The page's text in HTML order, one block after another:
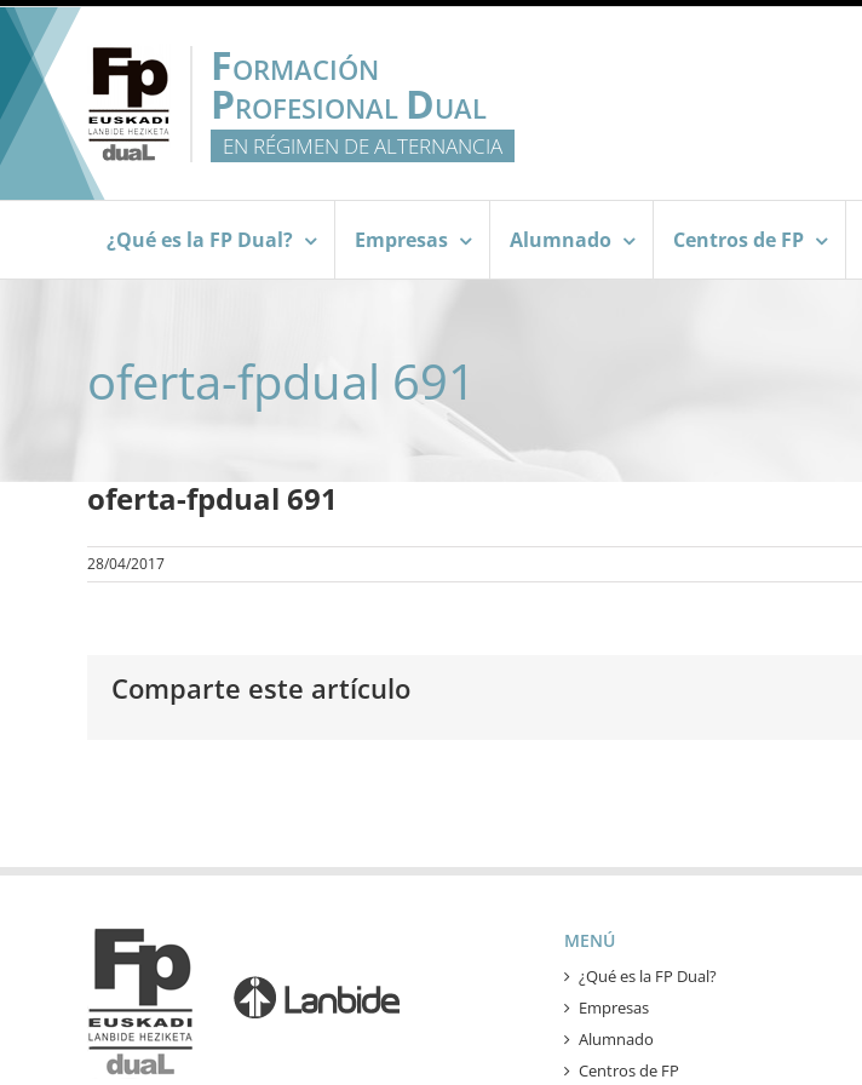
Saltar
contenido
FORMACIÓN
PROFESIONAL DUAL
EN RÉGIMEN DE ALTERNANCIA
¿Qué es la FP Dual? Empresas Alumnado Centros de FP
oferta-fpdual 691
oferta-fpdual 691
28/04/2017
Comparte este artículo
MENÚ
¿Qué es la FP Dual?
Empresas
Alumnado
Centros de FP